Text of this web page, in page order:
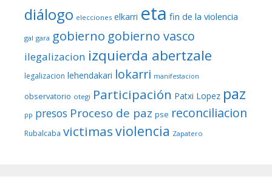
diálogo elecciones elkarri eta fin de la violencia
gal gara gobierno gobierno vasco
ilegalizacion izquierda abertzale
legalizacion lehendakari lokarri manifestacion
observatorio otegi Participación Patxi Lopez paz
pp presos Proceso de paz pse reconciliacion
Rubalcaba victimasviolencia Zapatero